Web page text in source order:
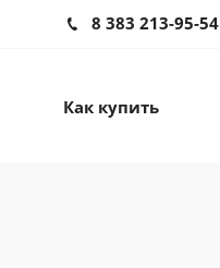
8 383 213-95-54
Как купить